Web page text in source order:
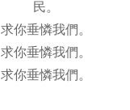
民。
求你垂憐我們。
求你垂憐我們。
求你垂憐我們。